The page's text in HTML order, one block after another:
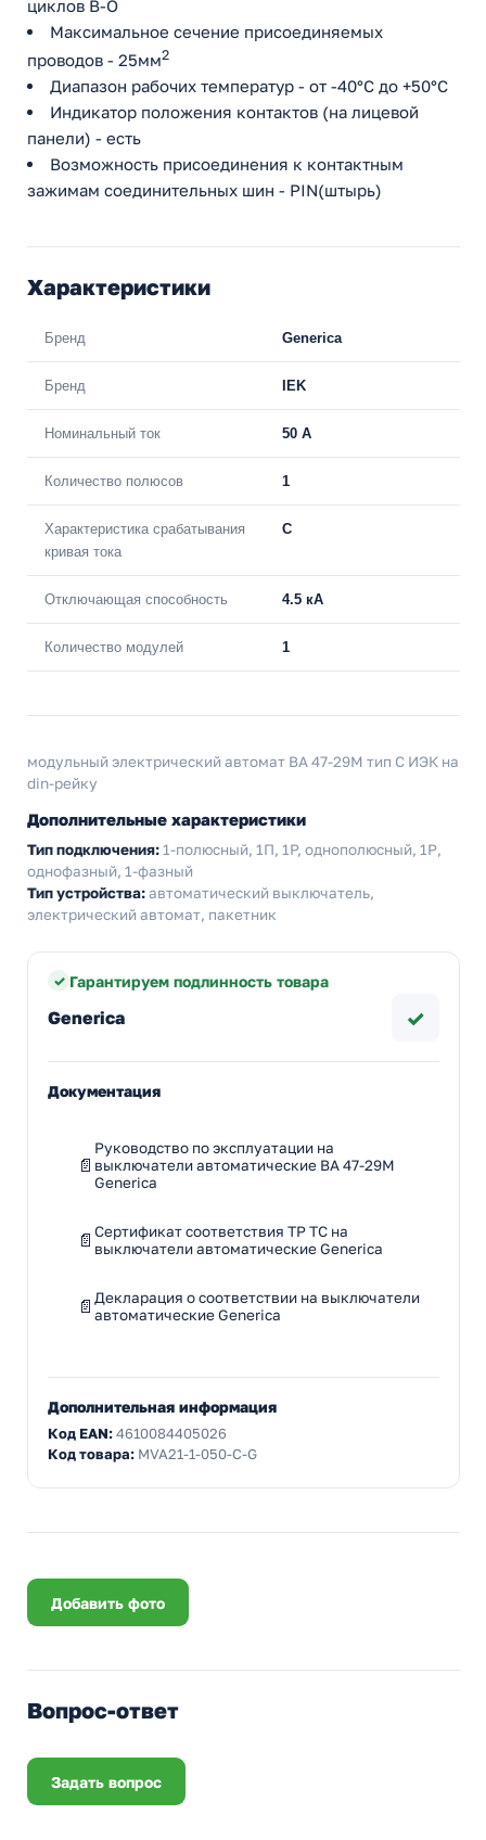
циклов В-О
Максимальное сечение присоединяемых
проводов - 25мм2
Диапазон рабочих температур - от -40°С до +50°С
Индикатор положения контактов (на лицевой
панели) - есть
Возможность присоединения к контактным
зажимам соединительных шин - PIN(штырь)
Характеристики
Бренд Generica
Бренд IEK
Номинальный ток 50 A
Количество полюсов 1
Характеристика срабатывания
кривая тока
C
Отключающая способность 4.5 кА
Количество модулей 1
модульный электрический автомат ВА 47-29М тип С ИЭК на
din-рейку
Дополнительные характеристики
Тип подключения:1-полюсный, 1П, 1P, однополюсный, 1Р,
однофазный, 1-фазный
Тип устройства:автоматический выключатель,
электрический автомат, пакетник
Гарантируем подлинность товара
Generica ✓
Документация
Руководство по эксплуатации на
выключатели автоматические ВА 47-29М
Generica
Сертификат соответствия ТР ТС на
выключатели автоматические Generica
Декларация о соответствии на выключатели
автоматические Generica
Дополнительная информация
Код EAN:4610084405026
Код товара: MVA21-1-050-C-G
Добавить фото
Вопрос-ответ
Задать вопрос